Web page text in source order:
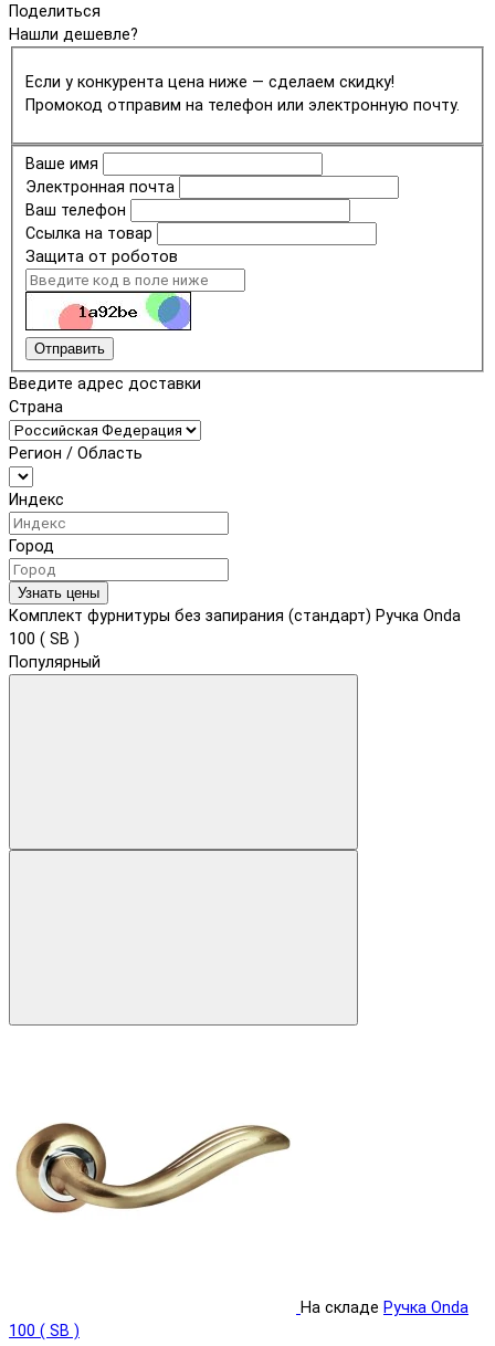
Поделиться
Нашли дешевле?
Если у конкурента цена ниже — сделаем скидку!
Промокод отправим на телефон или электронную почту.
Ваше имя
Электронная почта
Ваш телефон
Ссылка на товар
Защита от роботов
Отправить
Введите адрес доставки
Страна
Регион / Область
Индекс
Город
Узнать цены
Комплект фурнитуры без запирания (стандарт) Ручка Onda
100 ( SB )
Популярный
На складе Ручка Onda
100 ( SB )